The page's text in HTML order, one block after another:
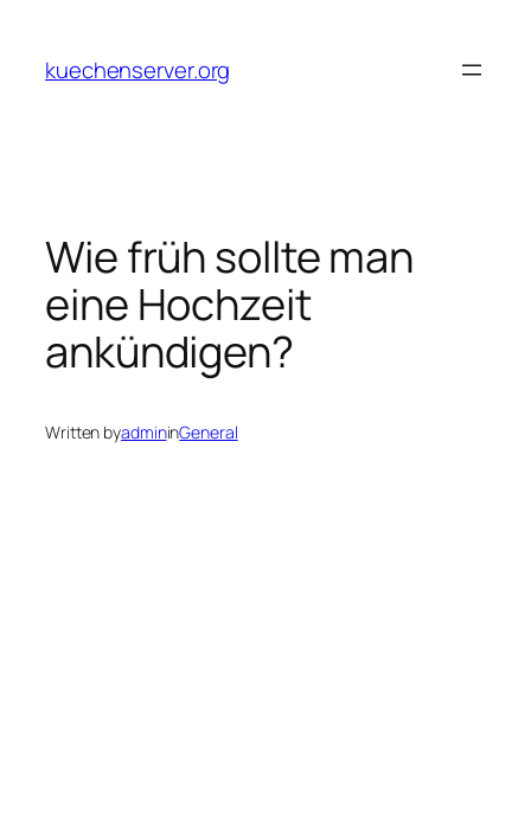
content
kuechenserver.org
Wie früh sollte man
eine Hochzeit
ankündigen?
Written byadmininGeneral